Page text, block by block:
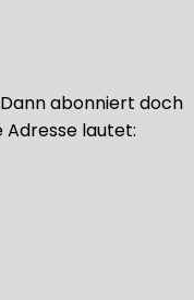
Dann abonniert doch
Adresse lautet: